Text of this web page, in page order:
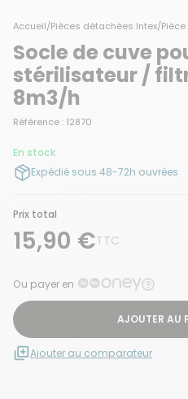
Accueil/Pièces détachées Intex/
Socle de cuve
stérilisateur /
8m3/h
Référence : 12870
En stock
Expédié sous 48-72h ouvrées
Prix total
15,90 €TTC
Ou payer en
AJOUTER AU
Ajouter au comparateur